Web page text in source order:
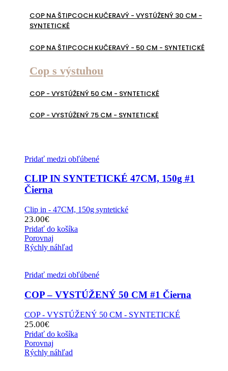
COP NA ŠTIPCOCH KUČERAVÝ - VYSTÚŽENÝ 30 CM -
SYNTETICKÉ
COP NA ŠTIPCOCH KUČERAVÝ - 50 CM - SYNTETICKÉ
Cop s výstuhou
COP - VYSTÚŽENÝ 50 CM - SYNTETICKÉ
COP - VYSTÚŽENÝ 75 CM - SYNTETICKÉ
Pridať medzi obľúbené
CLIP IN SYNTETICKÉ 47CM, 150g #1
Čierna
Clip in - 47CM, 150g syntetické
23.00€
Pridať do košíka
Porovnaj
Rýchly náhľad
Pridať medzi obľúbené
COP – VYSTÚŽENÝ 50 CM #1 Čierna
COP - VYSTÚŽENÝ 50 CM - SYNTETICKÉ
25.00€
Pridať do košíka
Porovnaj
Rýchly náhľad